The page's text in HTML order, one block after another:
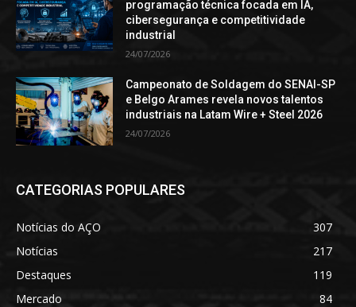
programação técnica focada em IA,
cibersegurança e competitividade
industrial
24/07/2026
Campeonato de Soldagem do SENAI-SP
e Belgo Arames revela novos talentos
industriais na Latam Wire + Steel 2026
24/07/2026
CATEGORIAS POPULARES
Notícias do AÇO
307
Notícias
217
Destaques
119
Mercado
84